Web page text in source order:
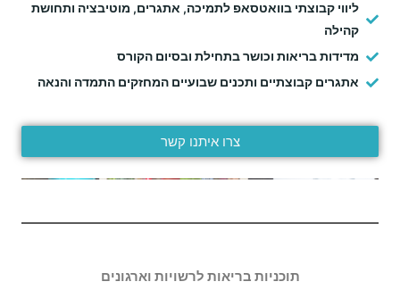
ליווי קבוצתי בוואטסאפ לתמיכה, אתגרים, מוטיבציה ותחושת
קהילה
מדידות בריאות וכושר בתחילת ובסיום הקורס
אתגרים קבוצתיים ותכנים שבועיים המחזקים התמדה והנאה
צרו איתנו קשר
תוכניות בריאות לרשויות וארגונים